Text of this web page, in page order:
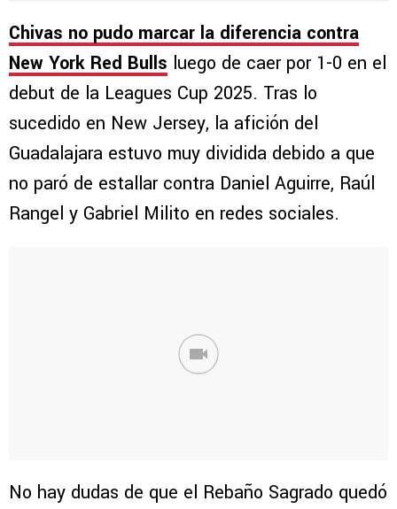
Chivas no pudo marcar la diferencia contra
New York Red Bulls luego de caer por 1-0 en el
debut de la Leagues Cup 2025. Tras lo
sucedido en New Jersey, la afición del
Guadalajara estuvo muy dividida debido a que
no paró de estallar contra Daniel Aguirre, Raúl
Rangel y Gabriel Milito en redes sociales.
No hay dudas de que el Rebaño Sagrado quedó